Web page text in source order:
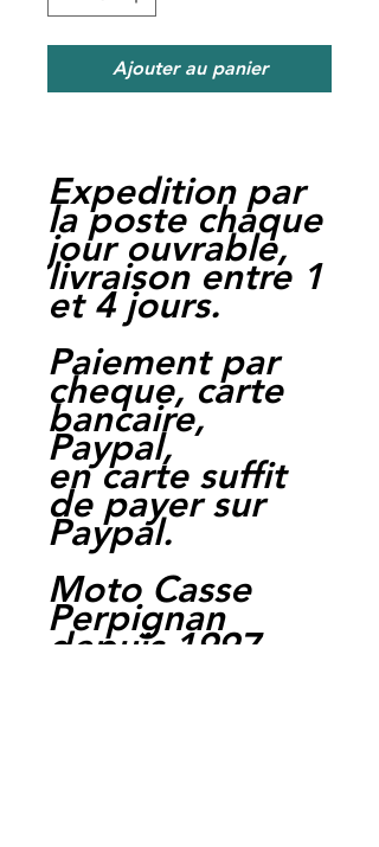
Ajouter au panier
Expedition par
la poste chaque
jour ouvrable,
livraison entre 1
et 4 jours.
Paiement par
cheque, carte
bancaire,
Paypal,
en carte suffit
de payer sur
Paypal.
Moto Casse
Perpignan
depuis 1997